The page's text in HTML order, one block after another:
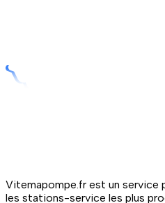
Vitemapompe.fr est un service
les stations-service les plus